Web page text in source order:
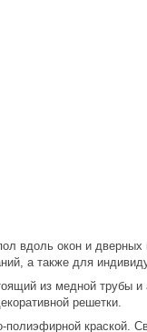
вдоль окон и
а также для
из медной трубы
решетки.
полиэфирной краской.